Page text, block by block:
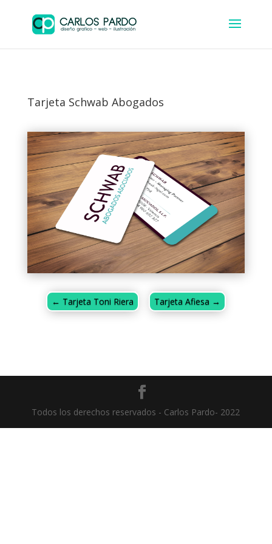
Tarjeta Schwab Abogados
← Tarjeta Toni Riera Tarjeta Afiesa →
Todos los derechos reservados - Carlos Pardo- 2022